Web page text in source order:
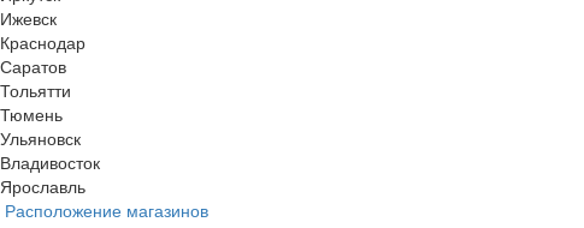
Ижевск
Краснодар
Саратов
Тольятти
Тюмень
Ульяновск
Владивосток
Ярославль
Расположение магазинов